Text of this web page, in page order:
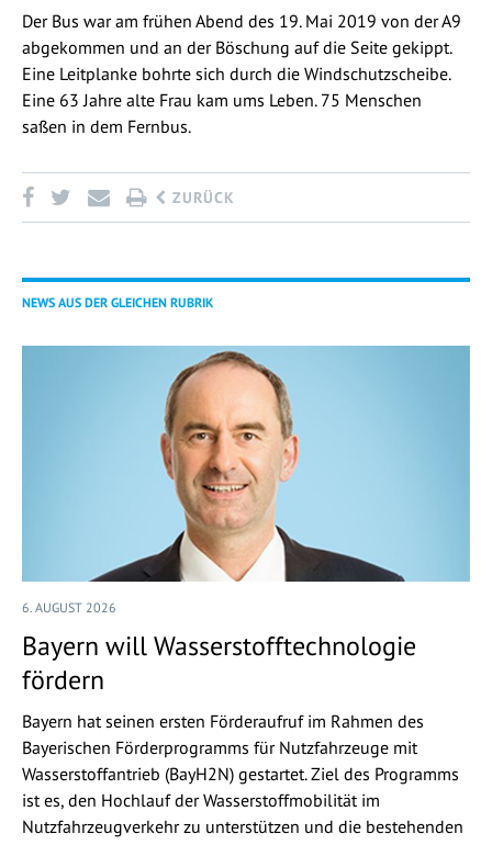
Der Bus war am frühen Abend des 19. Mai 2019 von der A9
abgekommen und an der Böschung auf die Seite gekippt.
Eine Leitplanke bohrte sich durch die Windschutzscheibe.
Eine 63 Jahre alte Frau kam ums Leben. 75 Menschen
saßen in dem Fernbus.
ZURÜCK
NEWS AUS DER GLEICHEN RUBRIK
6. AUGUST 2026
Bayern will Wasserstofftechnologie
fördern
Bayern hat seinen ersten Förderaufruf im Rahmen des
Bayerischen Förderprogramms für Nutzfahrzeuge mit
Wasserstoffantrieb (BayH2N) gestartet. Ziel des Programms
ist es, den Hochlauf der Wasserstoffmobilität im
Nutzfahrzeugverkehr zu unterstützen und die bestehenden